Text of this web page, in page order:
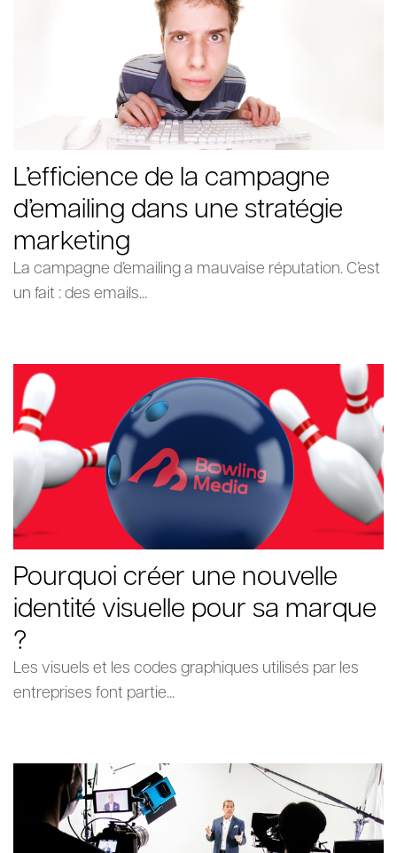
L’efficience de la campagne
d’emailing dans une stratégie
marketing
La campagne d’emailing a mauvaise réputation. C’est
un fait : des emails...
Pourquoi créer une nouvelle
identité visuelle pour sa marque
?
Les visuels et les codes graphiques utilisés par les
entreprises font partie...